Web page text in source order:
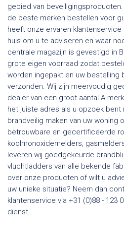
gebied van
de beste merken bestellen voor
heeft onze ervaren klantenservice
huis om u te adviseren en waar
centrale magazijn is gevestigd in
grote eigen voorraad zodat
worden ingepakt en uw bestelling
verzonden. Wij zijn meervoudig
dealer van een groot aantal A-
het juiste adres als u opzoek bent
brandveilig maken van uw woning
betrouwbare en gecertificeerde
koolmonoxidemelders,
leveren wij goedgekeurde
vluchtladders van alle bekende
over onze producten of wilt u
uw unieke situatie? Neem dan
klantenservice via +31 (0)88 - 123
dienst.